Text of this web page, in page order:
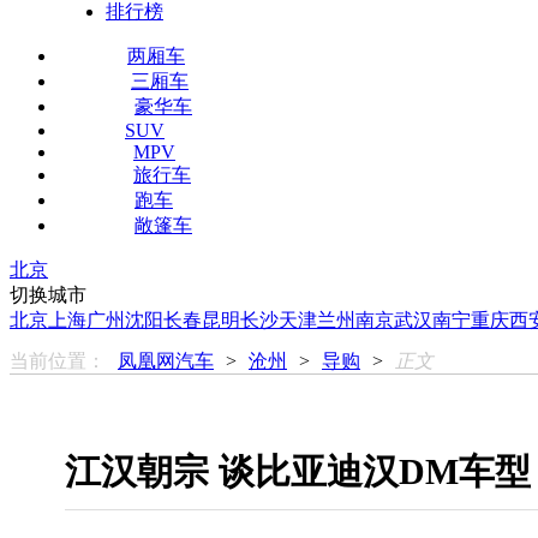
排行榜
两厢车
三厢车
豪华车
SUV
MPV
旅行车
跑车
敞篷车
北京
切换城市
北京 上海广州沈阳长春昆明长沙天津兰州南京武汉南宁重庆西
当前位置：
凤凰网汽车 > 沧州 > 导购 > 正文
江汉朝宗 谈比亚迪汉DM车型